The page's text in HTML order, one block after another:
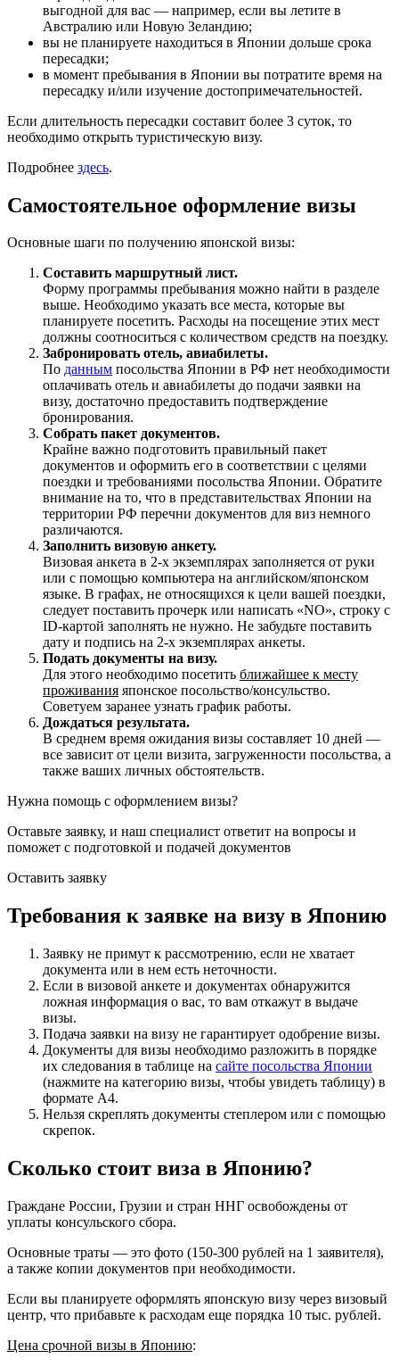
выгодной для вас — например, если вы летите в
Австралию или Новую Зеландию;
вы не планируете находиться в Японии дольше срока
пересадки;
в момент пребывания в Японии вы потратите время на
пересадку и/или изучение достопримечательностей.
Если длительность пересадки составит более 3 суток, то
необходимо открыть туристическую визу.
Подробнее здесь.
Самостоятельное оформление визы
Основные шаги по получению японской визы:
Составить маршрутный лист.
Форму программы пребывания можно найти в разделе
выше. Необходимо указать все места, которые вы
планируете посетить. Расходы на посещение этих мест
должны соотноситься с количеством средств на поездку.
Забронировать отель, авиабилеты.
По данным посольства Японии в РФ нет необходимости
оплачивать отель и авиабилеты до подачи заявки на
визу, достаточно предоставить подтверждение
бронирования.
Собрать пакет документов.
Крайне важно подготовить правильный пакет
документов и оформить его в соответствии с целями
поездки и требованиями посольства Японии. Обратите
внимание на то, что в представительствах Японии на
территории РФ перечни документов для виз немного
различаются.
Заполнить визовую анкету.
Визовая анкета в 2-х экземплярах заполняется от руки
или с помощью компьютера на английском/японском
языке. В графах, не относящихся к цели вашей поездки,
следует поставить прочерк или написать «NO», строку с
ID-картой заполнять не нужно. Не забудьте поставить
дату и подпись на 2-х экземплярах анкеты.
Подать документы на визу.
Для этого необходимо посетить ближайшее к месту
проживания японское посольство/консульство.
Советуем заранее узнать график работы.
Дождаться результата.
В среднем время ожидания визы составляет 10 дней —
все зависит от цели визита, загруженности посольства, а
также ваших личных обстоятельств.
Нужна помощь с оформлением визы?
Оставьте заявку, и наш специалист ответит на вопросы и
поможет с подготовкой и подачей документов
Оставить заявку
Требования к заявке на визу в Японию
Заявку не примут к рассмотрению, если не хватает
документа или в нем есть неточности.
Если в визовой анкете и документах обнаружится
ложная информация о вас, то вам откажут в выдаче
визы.
Подача заявки на визу не гарантирует одобрение визы.
Документы для визы необходимо разложить в порядке
их следования в таблице на сайте посольства Японии
(нажмите на категорию визы, чтобы увидеть таблицу) в
формате А4.
Нельзя скреплять документы степлером или с помощью
скрепок.
Сколько стоит виза в Японию?
Граждане России, Грузии и стран ННГ освобождены от
уплаты консульского сбора.
Основные траты — это фото (150-300 рублей на 1 заявителя),
а также копии документов при необходимости.
Если вы планируете оформлять японскую визу через визовый
центр, что прибавьте к расходам еще порядка 10 тыс. рублей.
Цена срочной визы в Японию: